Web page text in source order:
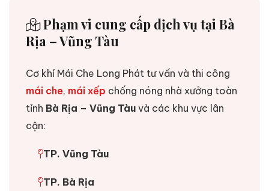
Phạm vi cung cấp dịch vụ tại Bà
Rịa – Vũng Tàu
Cơ khí Mái Che Long Phát tư vấn và thi công
mái che, mái xếp chống nóng nhà xưởng toàn
tỉnh Bà Rịa – Vũng Tàu và các khu vực lân
cận:
TP. Vũng Tàu
TP. Bà Rịa